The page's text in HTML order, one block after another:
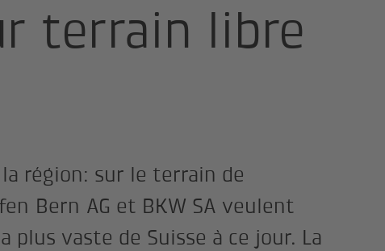
terrain libre
région: sur le terrain de
Bern AG et BKW SA veulent
vaste de Suisse à ce jour. La